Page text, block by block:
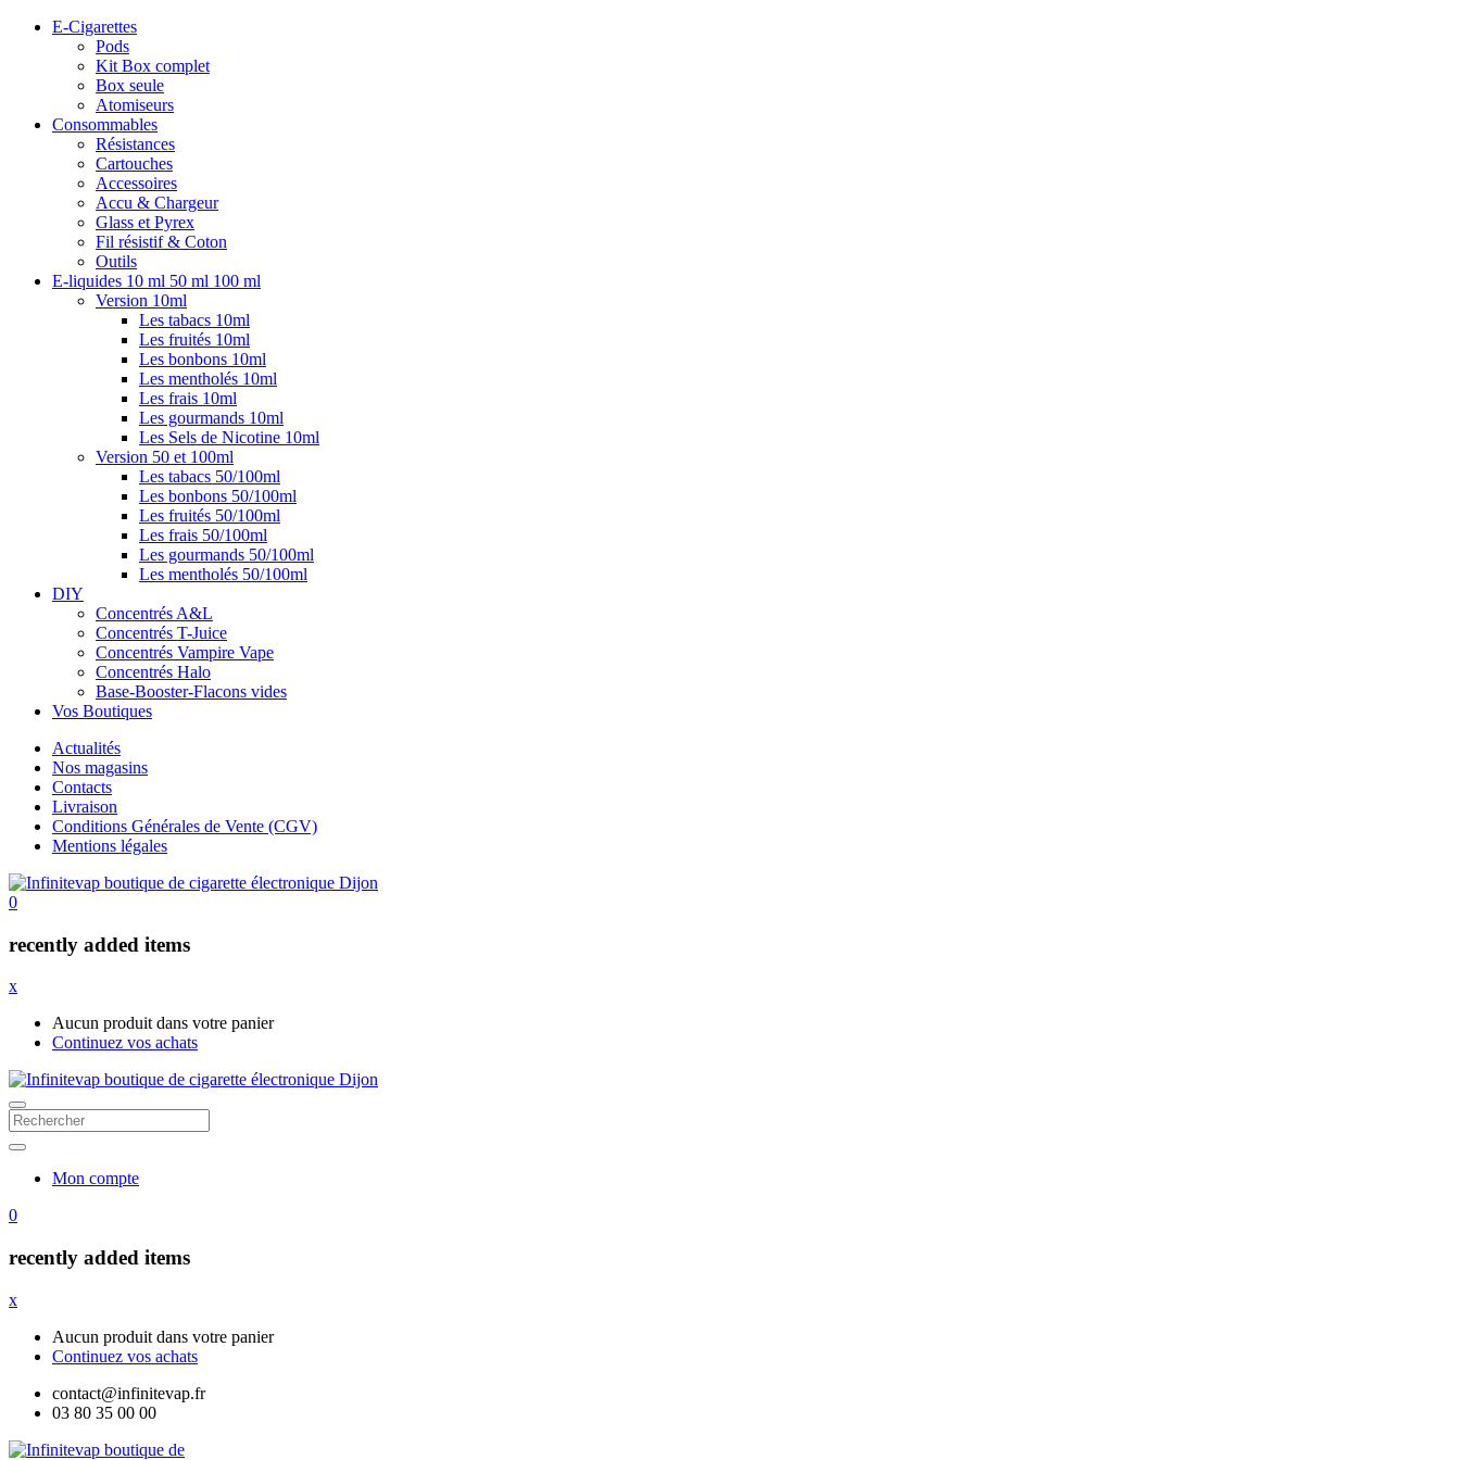
E-Cigarettes
Pods
Kit Box complet
Box seule
Atomiseurs
Consommables
Résistances
Cartouches
Accessoires
Accu & Chargeur
Glass et Pyrex
Fil résistif & Coton
Outils
E-liquides 10 ml 50 ml 100 ml
Version 10ml
Les tabacs 10ml
Les fruités 10ml
Les bonbons 10ml
Les mentholés 10ml
Les frais 10ml
Les gourmands 10ml
Les Sels de Nicotine 10ml
Version 50 et 100ml
Les tabacs 50/100ml
Les bonbons 50/100ml
Les fruités 50/100ml
Les frais 50/100ml
Les gourmands 50/100ml
Les mentholés 50/100ml
DIY
Concentrés A&L
Concentrés T-Juice
Concentrés Vampire Vape
Concentrés Halo
Base-Booster-Flacons vides
Vos Boutiques
Actualités
Nos magasins
Contacts
Livraison
Conditions Générales de Vente (CGV)
Mentions légales
0
recently added items
x
Aucun produit dans votre panier
Continuez vos achats
Mon compte
0
recently added items
x
Aucun produit dans votre panier
Continuez vos achats
contact@infinitevap.fr
03 80 35 00 00